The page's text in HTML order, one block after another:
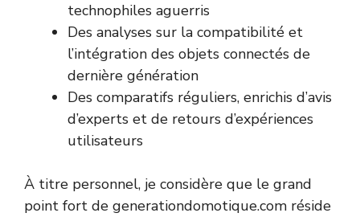
technophiles aguerris
Des analyses sur la compatibilité et
l’intégration des objets connectés de
dernière génération
Des comparatifs réguliers, enrichis d’avis
d’experts et de retours d’expériences
utilisateurs
À titre personnel, je considère que le grand
point fort de generationdomotique.com réside